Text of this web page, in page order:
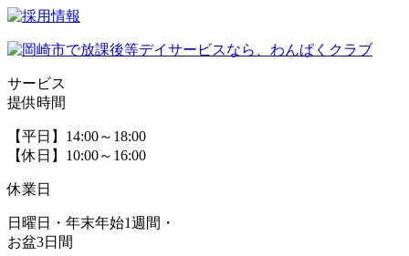
サービス
提供時間
【平日】14:00～18:00
【休日】10:00～16:00
休業日
日曜日・年末年始1週間・
お盆3日間